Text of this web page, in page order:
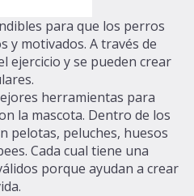
para que los perros
y motivados. A través de
ejercicio y se pueden crear
herramientas para
la mascota. Dentro de los
pelotas, peluches, huesos
Cada cual tiene una
porque ayudan a crear